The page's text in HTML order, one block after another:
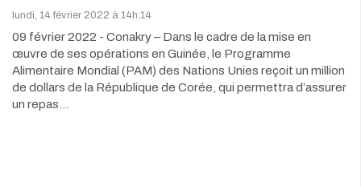
lundi, 14 février 2022 à 14h:14
09 février 2022 - Conakry – Dans le cadre de la mise en
œuvre de ses opérations en Guinée, le Programme
Alimentaire Mondial (PAM) des Nations Unies reçoit un million
de dollars de la République de Corée, qui permettra d’assurer
un repas…